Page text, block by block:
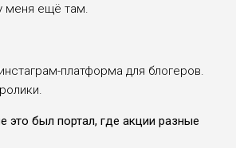
меня ещё там.
платформа для блогеров.
это был портал, где акции разные